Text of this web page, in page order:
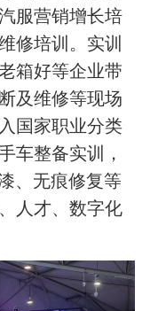
服营销增长培
修培训。实训
箱好等企业带
及维修等现场
国家职业分类
车整备实训，
、无痕修复等
人才、数字化